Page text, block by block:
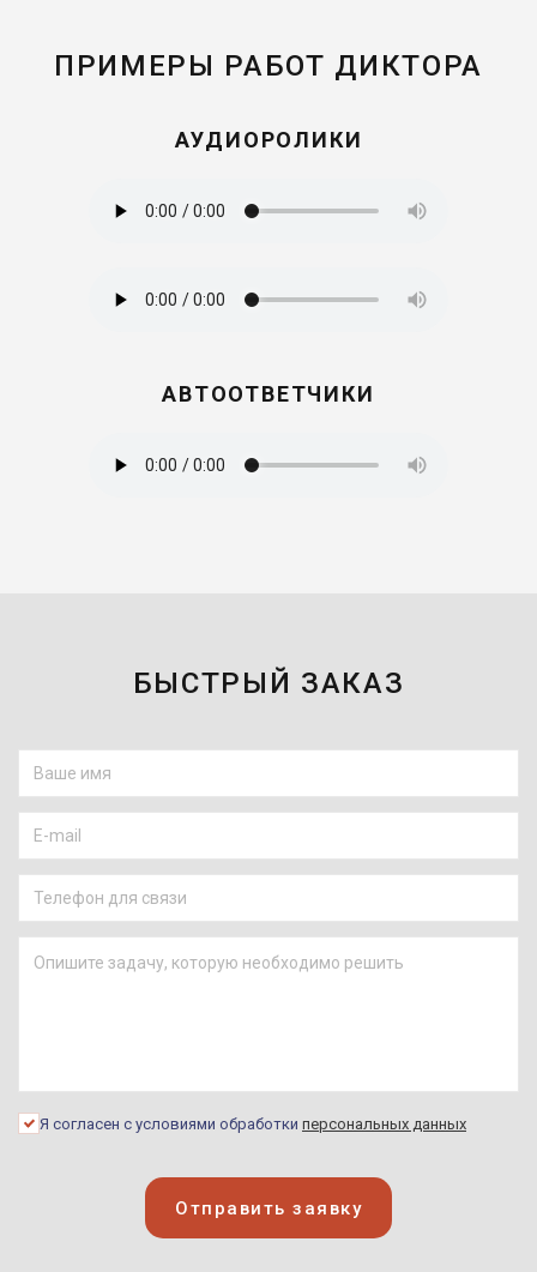
ПРИМЕРЫ РАБОТ ДИКТОРА
АУДИОРОЛИКИ
АВТООТВЕТЧИКИ
БЫСТРЫЙ ЗАКАЗ
Я согласен с условиями обработки персональных данных
Отправить заявку